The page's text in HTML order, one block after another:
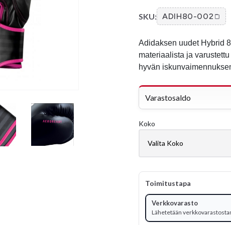
SKU: ADIH80-002
Adidaksen uudet Hybrid
materiaalista ja
hyvän
Varastosaldo
Koko
Toimitustapa
Verkkovarasto
Lähetetään